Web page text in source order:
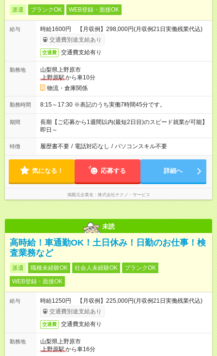
派遣 ブランクOK WEB登録・面接OK
給与
時給1600円 【月収例】298,000円(月収例21日実働残業代込)
交通費別途支給あり
交通費 交通費支給有り
勤務地
山梨県上野原市
上野原駅から車10分
物流・倉庫関係
勤務時間 8:15～17:30 ※表記のうち実働7時間45分です。
期間
長期【ご応募から1週間以内(最短2日目)のスピード就業が可能】
即日～
特徴 履歴書不要 / 電話対応なし / パソコンスキル不要
気になる！ 応募する 詳細へ
掲載元企業名 株式会社テクノ・サービス
未読
高時給！車通勤OK！土日休み！日勤のお仕事！検
査業務など
派遣 職種未経験OK 社会人未経験OK
ブランクOK
WEB登録・面接OK
給与
時給1250円 【月収例】225,000円(月収例21日実働残業代込)
交通費別途支給あり
交通費 交通費支給有り
勤務地
山梨県上野原市
上野原駅から車16分